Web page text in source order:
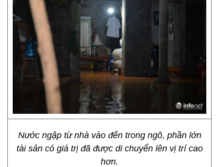
Nước ngập từ nhà vào đến trong ngõ, phần lớn
tài sản có giá trị đã được di chuyển lên vị trí cao
hơn.